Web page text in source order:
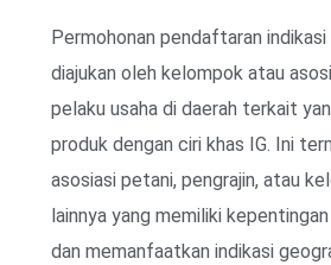
Permohonan pendaftaran
diajukan oleh kelompok atau
pelaku usaha di daerah terkait
produk dengan ciri khas IG. Ini
asosiasi petani, pengrajin, atau
lainnya yang memiliki
dan memanfaatkan indikasi